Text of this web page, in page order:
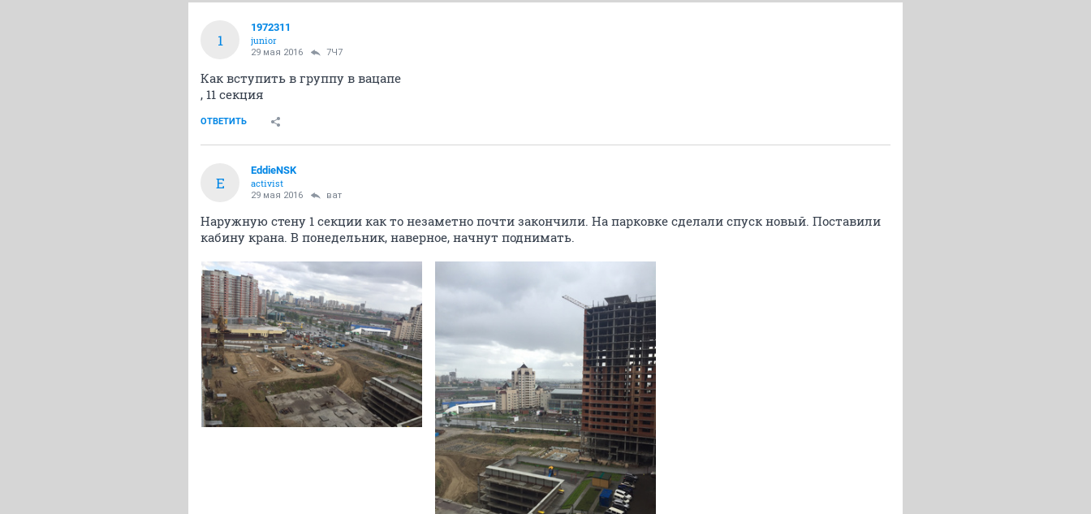
1
1972311
junior
29 мая 2016 7Ч7
Как вступить в группу в вацапе
, 11 секция
ОТВЕТИТЬ
E
EddieNSK
activist
29 мая 2016 ват
Наружную стену 1 секции как то незаметно почти закончили. На парковке сделали спуск новый. Поставили
кабину крана. В понедельник, наверное, начнут поднимать.